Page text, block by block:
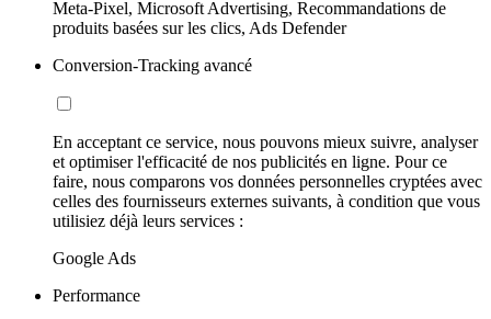
Meta-Pixel, Microsoft Advertising, Recommandations de
produits basées sur les clics, Ads Defender
Conversion-Tracking avancé
En acceptant ce service, nous pouvons mieux suivre, analyser
et optimiser l'efficacité de nos publicités en ligne. Pour ce
faire, nous comparons vos données personnelles cryptées avec
celles des fournisseurs externes suivants, à condition que vous
utilisiez déjà leurs services :
Google Ads
Performance